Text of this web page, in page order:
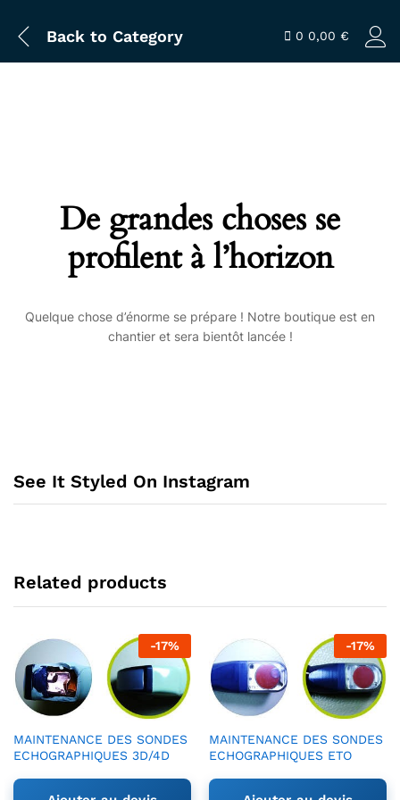
Back to Category 0 0,00 €
De grandes choses se
profilent à l’horizon
Quelque chose d’énorme se prépare ! Notre boutique est en
chantier et sera bientôt lancée !
See It Styled On Instagram
Related products
-17%
MAINTENANCE DES SONDES
ECHOGRAPHIQUES 3D/4D
-17%
MAINTENANCE DES SONDES
ECHOGRAPHIQUES ETO